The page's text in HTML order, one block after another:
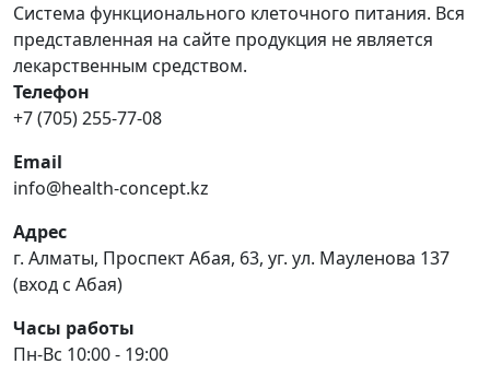
Система функционального клеточного питания. Вся
представленная на сайте продукция не является
лекарственным средством.
Телефон
+7 (705) 255-77-08
Email
info@health-concept.kz
Адрес
г. Алматы, Проспект Абая, 63, уг. ул. Мауленова 137
(вход с Абая)
Часы работы
Пн-Вс 10:00 - 19:00